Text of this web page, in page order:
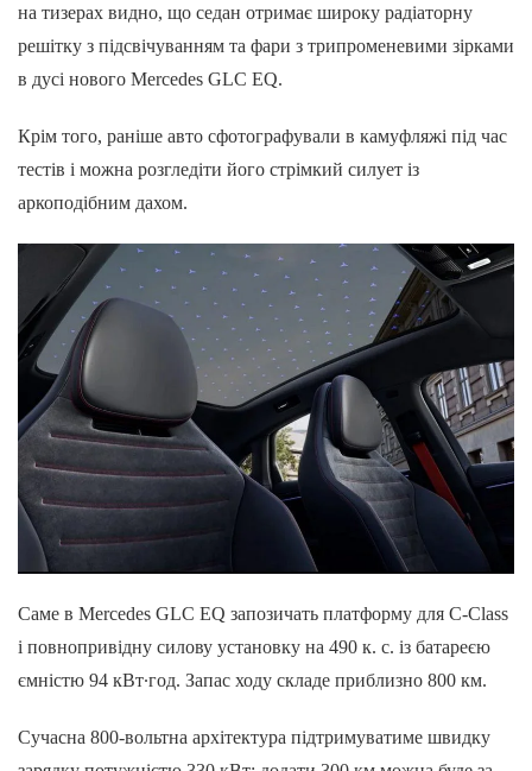
на тизерах видно, що седан отримає широку радіаторну
решітку з підсвічуванням та фари з трипроменевими зірками
в дусі нового Mercedes GLC EQ.
Крім того, раніше авто сфотографували в камуфляжі під час
тестів і можна розгледіти його стрімкий силует із
аркоподібним дахом.
Саме в Mercedes GLC EQ запозичать платформу для C-Class
і повнопривідну силову установку на 490 к. с. із батареєю
ємністю 94 кВт∙год. Запас ходу складе приблизно 800 км.
Сучасна 800-вольтна архітектура підтримуватиме швидку